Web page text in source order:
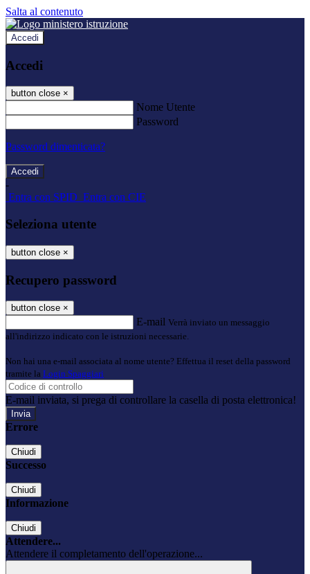
Salta al contenuto
Accedi
Accedi
button close ×
Nome Utente
Password
Password dimenticata?
-
Entra con SPID Entra con CIE
Seleziona utente
button close ×
Recupero password
button close ×
E-mail Verrà inviato un messaggio
all'indirizzo indicato con le istruzioni necessarie.
Non hai una e-mail associata al nome utente? Effettua il reset della password
tramite la Login Spaggiari
E-mail inviata, si prega di controllare la casella di posta elettronica!
Errore
Chiudi
Successo
Chiudi
Informazione
Chiudi
Attendere...
Attendere il completamento dell'operazione...